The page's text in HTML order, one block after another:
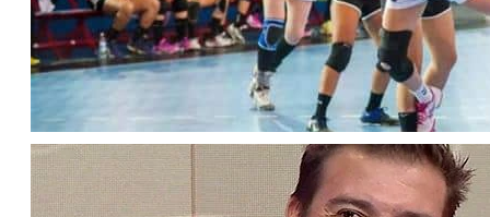
Agenda da TV (Sexta, 16/12/2016)